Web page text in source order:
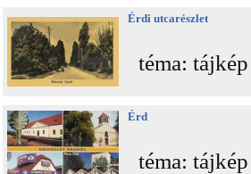
Érdi utcarészlet
téma: tájkép
Érd
téma: tájkép